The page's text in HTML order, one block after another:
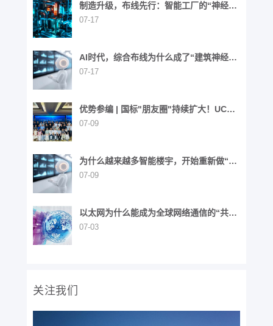
制造升级，布线先行：智能工厂的“神经网
络”重构之路
07-17
AI时代，综合布线为什么成了“建筑神经网
络”？
07-17
优势参编 | 国标"朋友圈"持续扩大！UCS
同步参与6项国家标准制定
07-09
为什么越来越多智能楼宇，开始重新做“布
线”这件事？
07-09
以太网为什么能成为全球网络通信的“共同
语言”？
07-03
关注我们